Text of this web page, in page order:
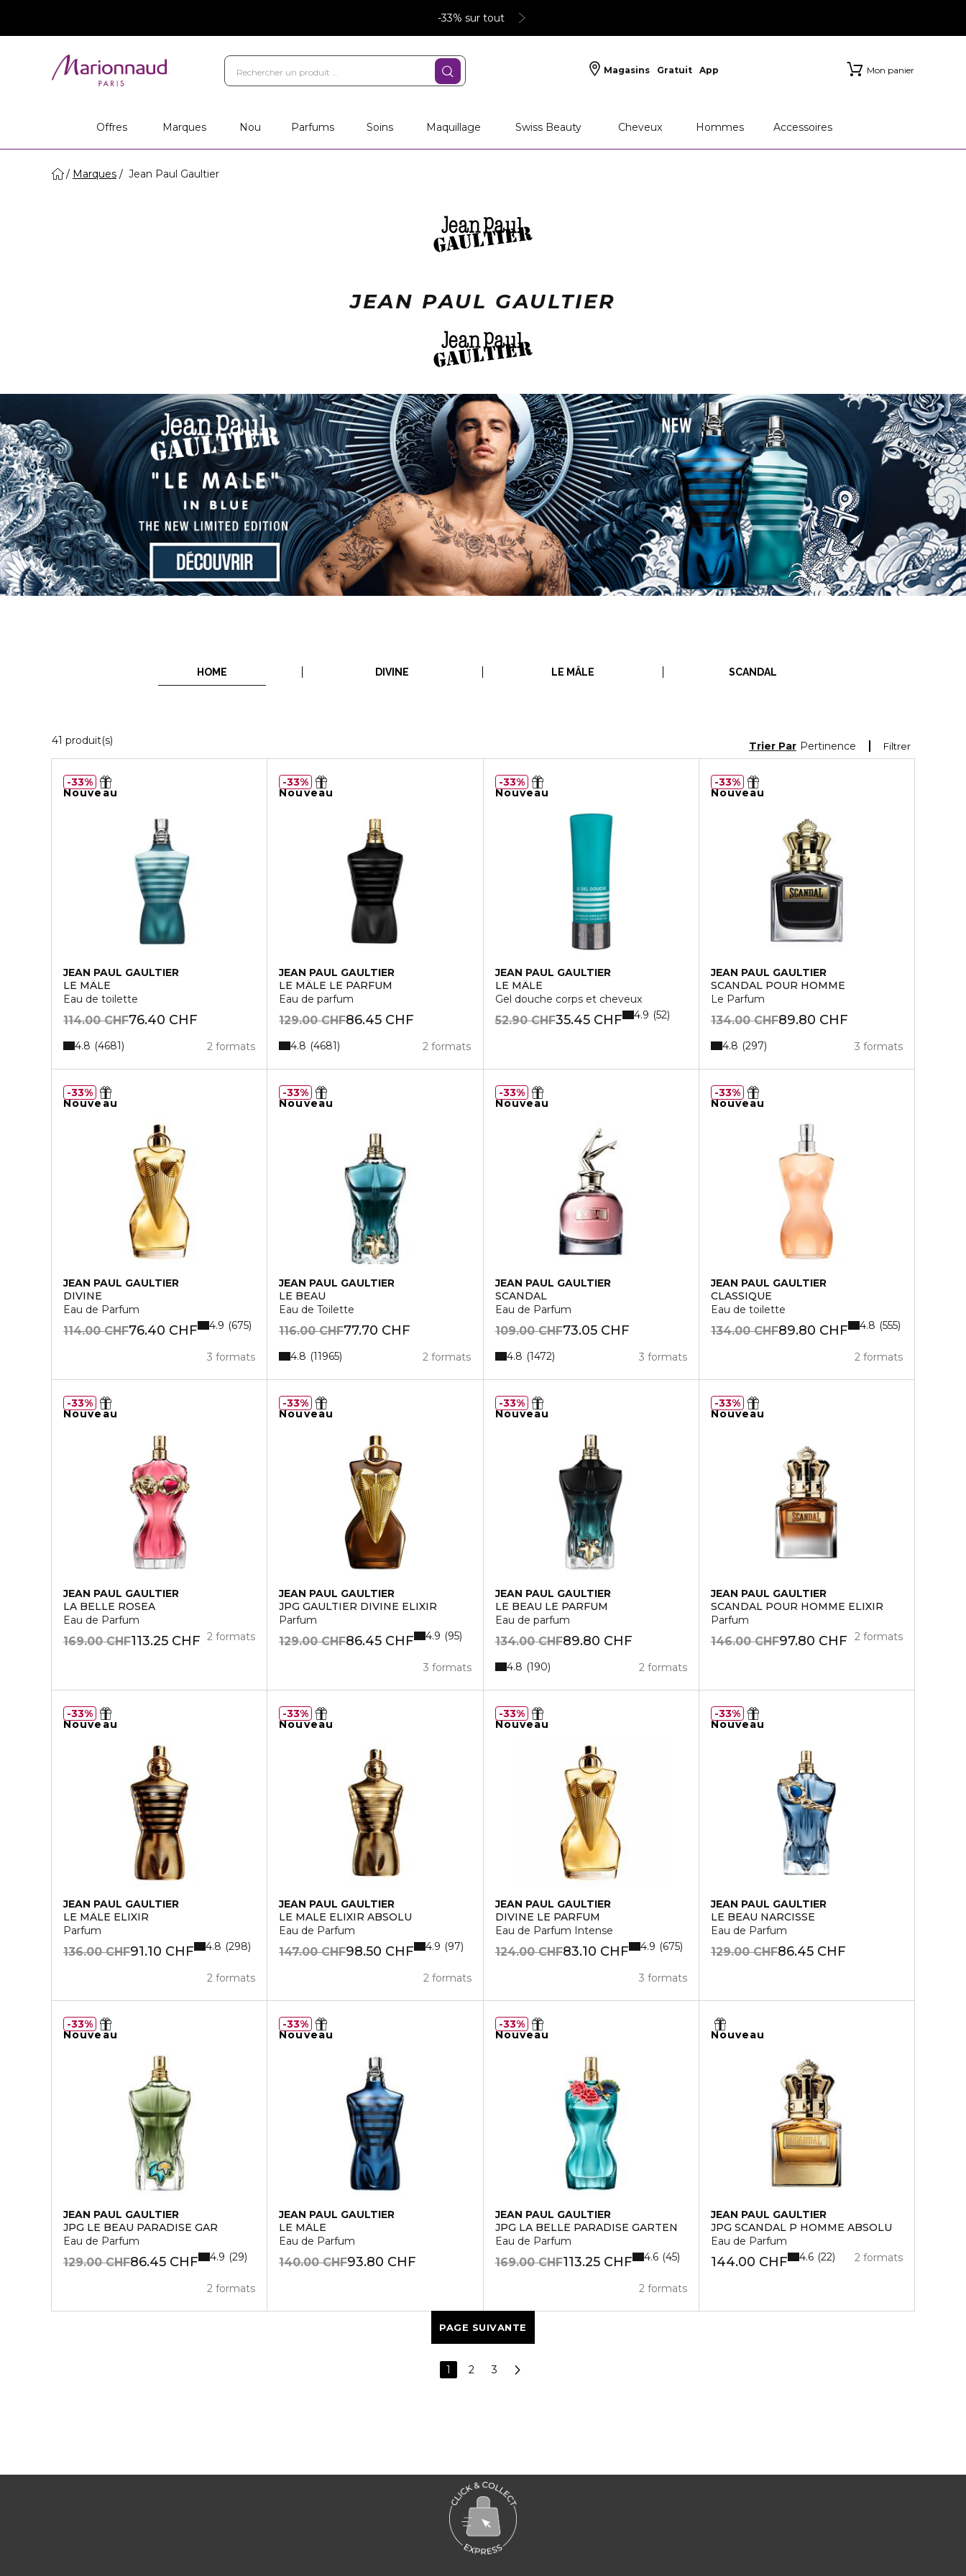
-33% sur tout
Magasins Gratuit App Mon panier
Offres Marques Nou Parfums Soins Maquillage Swiss Beauty Cheveux Hommes Accessoires
Marques Jean Paul Gaultier
JEAN PAUL GAULTIER
HOME DIVINE LE MÂLE SCANDAL
41 produit(s) Filtrer
Trier Par Pertinence
Nouveau
JEAN PAUL GAULTIER
LE MÂLE
Eau de toilette
76.40 CHF
114.00 CHF
2 formats
4.8 4681
33%
Nouveau
JEAN PAUL GAULTIER
LE MÂLE LE PARFUM
Eau de parfum
86.45 CHF
129.00 CHF
2 formats
4.8 4681
33%
Nouveau
JEAN PAUL GAULTIER
LE MÂLE
Gel douche corps et cheveux
35.45 CHF
52.90 CHF 4.9 52
33%
Nouveau
JEAN PAUL GAULTIER
SCANDAL POUR HOMME
Le Parfum
89.80 CHF
134.00 CHF
3 formats
4.8 297
33%
Nouveau
JEAN PAUL GAULTIER
DIVINE
Eau de Parfum
76.40 CHF
114.00 CHF
3 formats
4.9 675
33%
Nouveau
JEAN PAUL GAULTIER
LE BEAU
Eau de Toilette
77.70 CHF
116.00 CHF
2 formats
4.8 11965
33%
Nouveau
JEAN PAUL GAULTIER
SCANDAL
Eau de Parfum
73.05 CHF
109.00 CHF
3 formats
4.8 1472
33%
Nouveau
JEAN PAUL GAULTIER
CLASSIQUE
Eau de toilette
89.80 CHF
134.00 CHF
2 formats
4.8 555
33%
Nouveau
JEAN PAUL GAULTIER
LA BELLE ROSEA
Eau de Parfum
113.25 CHF
169.00 CHF 2 formats
33%
Nouveau
JEAN PAUL GAULTIER
JPG GAULTIER DIVINE ELIXIR
Parfum
86.45 CHF
129.00 CHF
3 formats
4.9 95
33%
Nouveau
JEAN PAUL GAULTIER
LE BEAU LE PARFUM
Eau de parfum
89.80 CHF
134.00 CHF
2 formats
4.8 190
33%
Nouveau
JEAN PAUL GAULTIER
SCANDAL POUR HOMME ELIXIR
Parfum
97.80 CHF
146.00 CHF 2 formats
33%
Nouveau
JEAN PAUL GAULTIER
LE MÂLE ELIXIR
Parfum
91.10 CHF
136.00 CHF
2 formats
4.8 298
33%
Nouveau
JEAN PAUL GAULTIER
LE MALE ELIXIR ABSOLU
Eau de Parfum
98.50 CHF
147.00 CHF
2 formats
4.9 97
33%
Nouveau
JEAN PAUL GAULTIER
DIVINE LE PARFUM
Eau de Parfum Intense
83.10 CHF
124.00 CHF
3 formats
4.9 675
33%
Nouveau
JEAN PAUL GAULTIER
LE BEAU NARCISSE
Eau de Parfum
86.45 CHF
129.00 CHF
33%
Nouveau
JEAN PAUL GAULTIER
JPG LE BEAU PARADISE GAR
Eau de Parfum
86.45 CHF
129.00 CHF
2 formats
4.9 29
33%
Nouveau
JEAN PAUL GAULTIER
LE MÂLE
Eau de Parfum
93.80 CHF
140.00 CHF
33%
Nouveau
JEAN PAUL GAULTIER
JPG LA BELLE PARADISE GARTEN
Eau de Parfum
113.25 CHF
169.00 CHF
2 formats
4.6 45
33%
Nouveau
JEAN PAUL GAULTIER
JPG SCANDAL P HOMME ABSOLU
Eau de Parfum
144.00 CHF 2 formats
4.6 22
PAGE SUIVANTE
1 2 3